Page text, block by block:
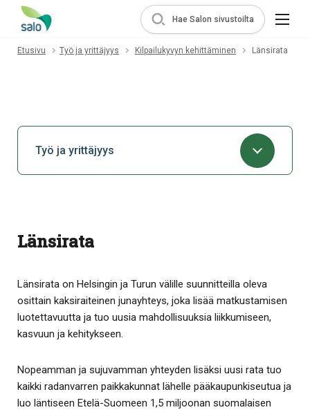
Hae Salon sivustoilta
Etusivu Työ ja yrittäjyys Kilpailukyvyn kehittäminen Länsirata
Työ ja yrittäjyys
Länsirata
Länsirata on Helsingin ja Turun välille suunnitteilla oleva
osittain kaksiraiteinen junayhteys, joka lisää matkustamisen
luotettavuutta ja tuo uusia mahdollisuuksia liikkumiseen,
kasvuun ja kehitykseen.
Nopeamman ja sujuvamman yhteyden lisäksi uusi rata tuo
kaikki radanvarren paikkakunnat lähelle pääkaupunkiseutua ja
luo läntiseen Etelä-Suomeen 1,5 miljoonan suomalaisen